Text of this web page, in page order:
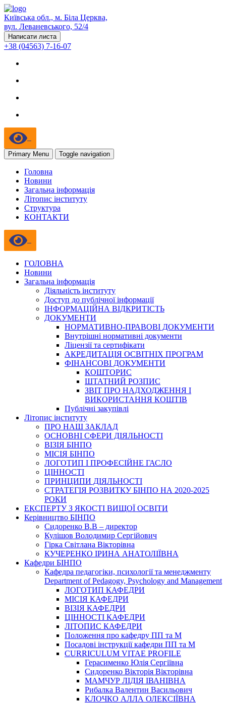
Київська обл., м. Біла Церква,
вул. Леваневського, 52/4
Написати листа
+38 (04563) 7-16-07
Primary Menu Toggle navigation
Головна
Новини
Загальна інформація
Літопис інституту
Структура
КОНТАКТИ
ГОЛОВНА
Новини
Загальна інформація
Діяльність інституту
Доступ до публічної інформації
ІНФОРМАЦІЙНА ВІДКРИТІСТЬ
ДОКУМЕНТИ
НОРМАТИВНО-ПРАВОВІ ДОКУМЕНТИ
Внутрішні нормативні документи
Ліцензії та сертифікати
АКРЕДИТАЦІЯ ОСВІТНІХ ПРОГРАМ
ФІНАНСОВІ ДОКУМЕНТИ
КОШТОРИС
ШТАТНИЙ РОЗПИС
ЗВІТ ПРО НАДХОДЖЕННЯ І
ВИКОРИСТАННЯ КОШТІВ
Публічні закупівлі
Літопис інституту
ПРО НАШ ЗАКЛАД
ОСНОВНІ СФЕРИ ДІЯЛЬНОСТІ
ВІЗІЯ БІНПО
МІСІЯ БІНПО
ЛОГОТИП І ПРОФЕСІЙНЕ ГАСЛО
ЦІННОСТІ
ПРИНЦИПИ ДІЯЛЬНОСТІ
СТРАТЕГІЯ РОЗВИТКУ БІНПО НА 2020-2025
РОКИ
ЕКСПЕРТУ З ЯКОСТІ ВИЩОЇ ОСВІТИ
Керівництво БІНПО
Сидоренко В.В – директор
Кулішов Володимир Сергійович
Гірка Світлана Вікторівна
КУЧЕРЕНКО ІРИНА АНАТОЛІЇВНА
Кафедри БІНПО
Кафедра педагогіки, психології та менеджменту
Department of Pedagogy, Psychology and Management
ЛОГОТИП КАФЕДРИ
МІСІЯ КАФЕДРИ
ВІЗІЯ КАФЕДРИ
ЦІННОСТІ КАФЕДРИ
ЛІТОПИС КАФЕДРИ
Положення про кафедру ПП та М
Посадові інструкції кафедри ПП та М
CURRICULUM VITAE PROFILE
Герасименко Юлія Сергіївна
Сидоренко Вікторія Вікторівна
МАМЧУР ЛІДІЯ ІВАНІВНА
Рибалка Валентин Васильович
КЛОЧКО АЛЛА ОЛЕКСІЇВНА